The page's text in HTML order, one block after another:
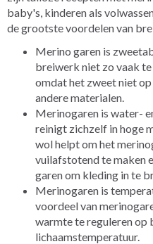
baby's, kinderen als
de grootste voordelen van
Merino garen is
breiwerk niet zo vaak
omdat het zweet niet
andere materialen.
Merinogaren is water-
reinigt zichzelf in hoge
wol helpt om het
vuilafstotend te maken
garen om kleding in te
Merinogaren is
voordeel van
warmte te reguleren op
lichaamstemperatuur.